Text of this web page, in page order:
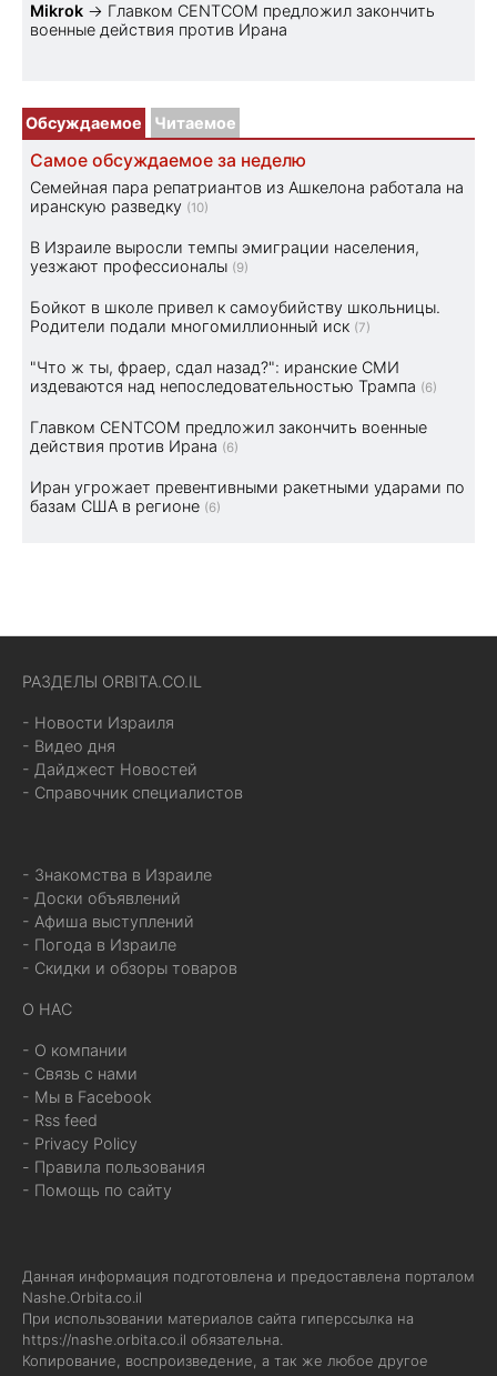
Mikrok → Главком CENTCOM предложил закончить
военные действия против Ирана
Обсуждаемое Читаемое
Самое обсуждаемое за неделю
Семейная пара репатриантов из Ашкелона работала на
иранскую разведку (10)
В Израиле выросли темпы эмиграции населения,
уезжают профессионалы (9)
Бойкот в школе привел к самоубийству школьницы.
Родители подали многомиллионный иск (7)
"Что ж ты, фраер, сдал назад?": иранские СМИ
издеваются над непоследовательностью Трампа (6)
Главком CENTCOM предложил закончить военные
действия против Ирана (6)
Иран угрожает превентивными ракетными ударами по
базам США в регионе (6)
РАЗДЕЛЫ ORBITA.CO.IL
- Новости Израиля
- Видео дня
- Дайджест Новостей
- Справочник специалистов
- Знакомства в Израиле
- Доски объявлений
- Афиша выступлений
- Погода в Израиле
- Скидки и обзоры товаров
О НАС
- О компании
- Связь с нами
- Мы в Facebook
- Rss feed
- Privacy Policy
- Правила пользования
- Помощь по сайту
Данная информация подготовлена и предоставлена порталом
Nashe.Orbita.co.il
При использовании материалов сайта гиперссылка на
https://nashe.orbita.co.il обязательна.
Копирование, воспроизведение, а так же любое другое